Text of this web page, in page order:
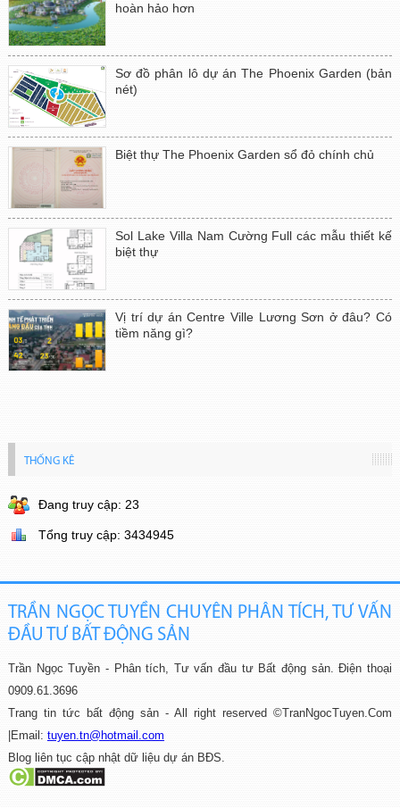
hoàn hảo hơn
Sơ đồ phân lô dự án The Phoenix Garden (bản
nét)
Biệt thự The Phoenix Garden sổ đỏ chính chủ
Sol Lake Villa Nam Cường Full các mẫu thiết kế
biệt thự
Vị trí dự án Centre Ville Lương Sơn ở đâu? Có
tiềm năng gì?
THỐNG KÊ
Đang truy cập: 23
Tổng truy cập: 3434945
TRẦN NGỌC TUYỀN CHUYÊN PHÂN TÍCH, TƯ VẤN
ĐẦU TƯ BẤT ĐỘNG SẢN
Trần Ngọc Tuyền - Phân tích, Tư vấn đầu tư Bất động sản. Điện thoại
0909.61.3696
Trang tin tức bất động sản - All right reserved ©TranNgocTuyen.Com
Email: tuyen.tn@hotmail.com
Blog liên tục cập nhật dữ liệu dự án BĐS.